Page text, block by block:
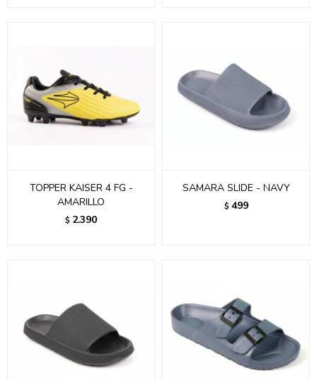
TOPPER KAISER 4 FG -
AMARILLO
$ 2.390
SAMARA SLIDE - NAVY
$ 499